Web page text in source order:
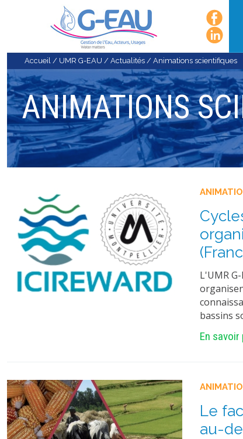
Accueil / UMR G-EAU / Actualités / Animations scientifiques
ANIMATIONS
L'UMR
bassins
En savoir
Le
au-